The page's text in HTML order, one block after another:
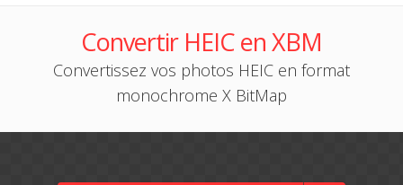
Convertir HEIC en XBM
Convertissez vos photos HEIC en format
monochrome X BitMap